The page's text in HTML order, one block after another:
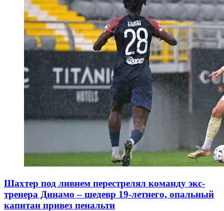
Шахтер под ливнем перестрелял команду экс-
тренера Динамо – шедевр 19-летнего, опальный
капитан привез пенальти